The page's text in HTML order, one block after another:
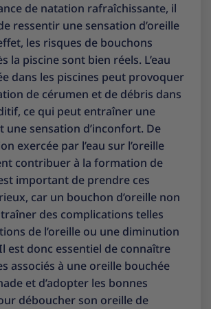
de natation rafraîchissante, il
ressentir une sensation d’oreille
les risques de bouchons
la piscine sont bien réels. L’eau
dans les piscines peut provoquer
de cérumen et de débris dans
ce qui peut entraîner une
une sensation d’inconfort. De
exercée par l’eau sur l’oreille
contribuer à la formation de
important de prendre ces
car un bouchon d’oreille non
des complications telles
de l’oreille ou une diminution
est donc essentiel de connaître
associés à une oreille bouchée
et d’adopter les bonnes
déboucher son oreille de